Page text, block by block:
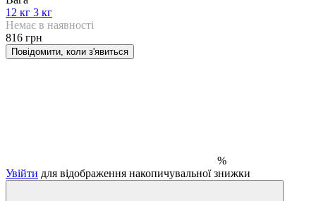
12 кг 3 кг
Немає в наявності
816 грн
Повідомити, коли з'явиться
%
Увійти для відображення накопичувальної знижки